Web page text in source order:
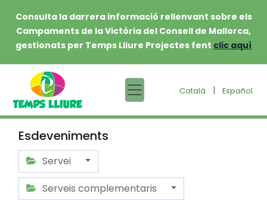
Consulta la darrera informació rellenvant sobre els
Campaments de la Victòria del Consell de Mallorca,
gestionats per Temps Lliure Projectes fent clic aquí
Català | Español
Esdeveniments
Servei
Serveis complementaris